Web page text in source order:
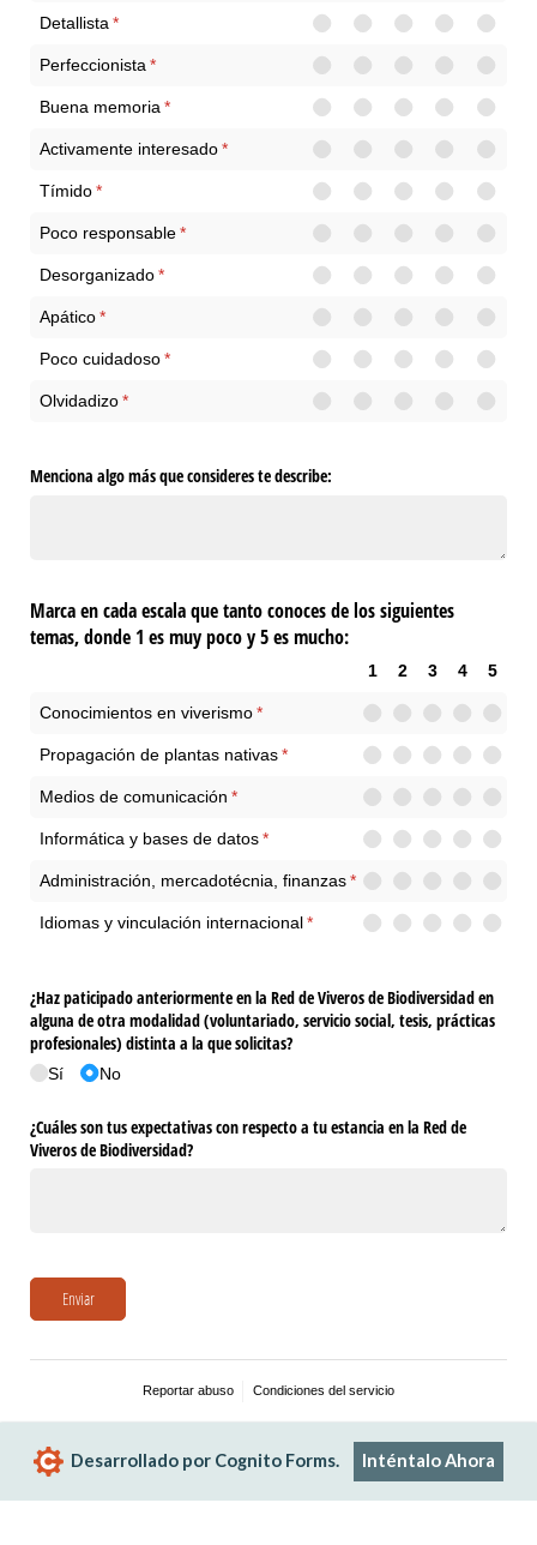
Detallista *
(necesario)
Perfeccionista *
(necesario)
Buena memoria *
(necesario)
Activamente interesado*
(necesario)
Tímido*
(necesario)
Poco responsable*
(necesario)
Desorganizado*
(necesario)
Apático*
(necesario)
Poco cuidadoso*
(necesario)
Olvidadizo*
(necesario)
Menciona algo más que consideres te describe:
Marca en cada escala que tanto conoces de los siguientes
temas, donde 1 es muy poco y 5 es mucho:
1 2 3 4 5
Conocimientos en viverismo*
(necesario)
Propagación de plantas nativas*
(necesario)
Medios de comunicación *
(necesario)
Informática y bases de datos*
(necesario)
Administración, mercadotécnia, finanzas*
(necesario)
Idiomas y vinculación internacional*
(necesario)
¿Haz paticipado anteriormente en la Red de Viveros de Biodiversidad en
alguna de otra modalidad (voluntariado, servicio social, tesis, prácticas
profesionales) distinta a la que solicitas?
Sí No
¿Cuáles son tus expectativas con respecto a tu estancia en la Red de
Viveros de Biodiversidad?
Enviar
Reportar abuso Condiciones del servicio
Desarrollado por Cognito Forms. Inténtalo Ahora